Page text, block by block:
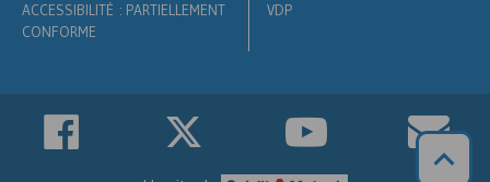
ACCESSIBILITÉ : PARTIELLEMENT
CONFORME
VDP